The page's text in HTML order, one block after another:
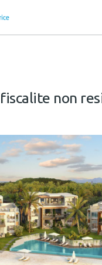
fiscalite non